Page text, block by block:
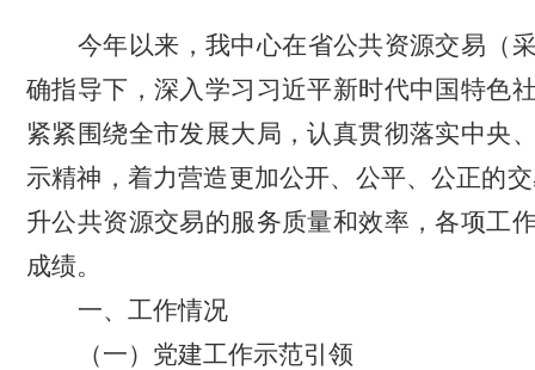
今年以来，我中心在省公共资源交易（
确指导下，深入学习习近平新时代中国特色
紧紧围绕全市发展大局，认真贯彻落实中央
示精神，着力营造更加公开、公平、公正的
升公共资源交易的服务质量和效率，各项工
成绩。
一、工作情况
（一）党建工作示范引领